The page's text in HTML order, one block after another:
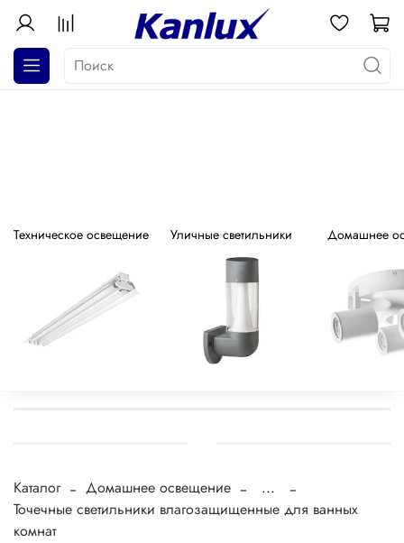
АКЦИЯ! Почти даром!
Распродажа серия GALOBA !
Техническое освещение Уличные светильники Домашнее
Каталог Домашнее освещение
...
Точечные светильники влагозащищенные для ванных
комнат